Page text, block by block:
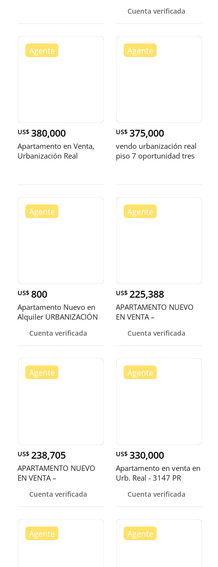
Cuenta verificada
US$ 380,000
Apartamento en Venta,
Urbanización Real
US$ 375,000
vendo urbanización real
piso 7 oportunidad tres
US$ 800
Apartamento Nuevo en
Alquiler URBANIZACIÓN
Cuenta verificada
US$ 225,388
APARTAMENTO NUEVO
EN VENTA –
Cuenta verificada
US$ 238,705
APARTAMENTO NUEVO
EN VENTA –
Cuenta verificada
US$ 330,000
Apartamento en venta en
Urb. Real - 3147 PR
Cuenta verificada